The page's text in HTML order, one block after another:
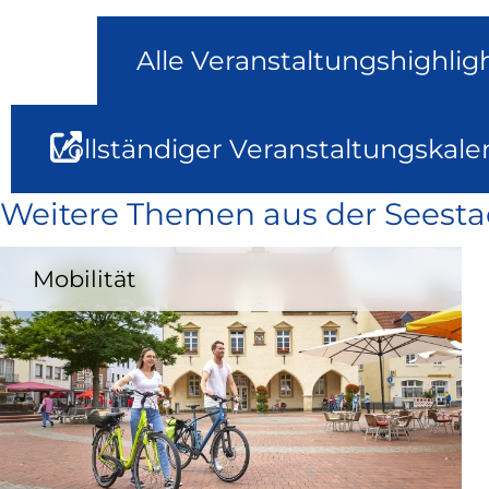
Alle
Vollständiger
Weitere Themen aus der
Mobilität